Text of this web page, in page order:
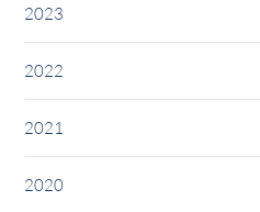
2023
2022
2021
2020